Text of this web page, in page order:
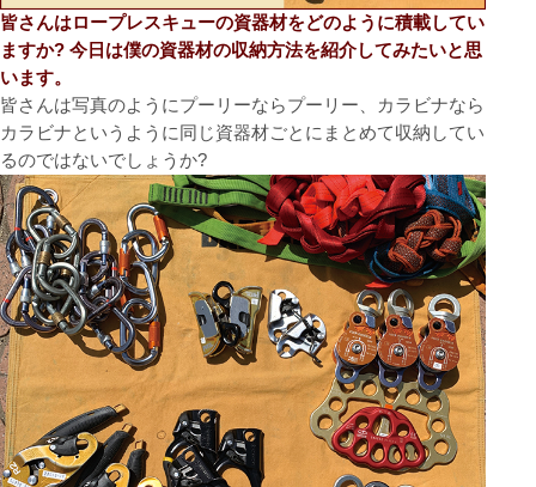
皆さんはロープレスキューの資器材をどのように積載してい
ますか? 今日は僕の資器材の収納方法を紹介してみたいと思
います。
皆さんは写真のようにプーリーならプーリー、カラビナなら
カラビナというように同じ資器材ごとにまとめて収納してい
るのではないでしょうか?